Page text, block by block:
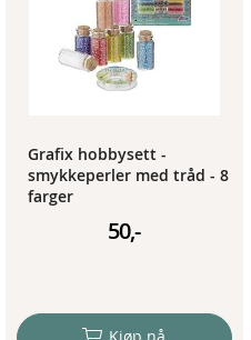
Grafix hobbysett -
smykkeperler med tråd - 8
farger
50,-
Kjøp nå